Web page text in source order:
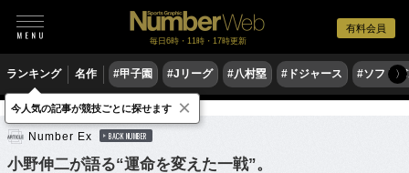
有料会員
毎日6時・11時・17時更新
ランキング 名作 #甲子園 #Jリーグ #八村塁 #ドジャース #ソフト〉
サッカー Jリーグ
Number Ex BACK NUMBER
小野伸二が語る“運命を変えた一戦”。
今人気の記事が競技ごとに探せます ×